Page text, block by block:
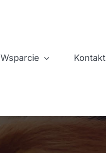
Wsparcie Kontakt